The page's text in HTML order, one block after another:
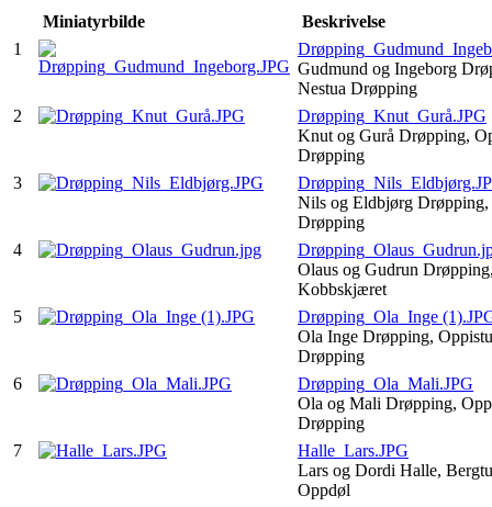
Miniatyrbilde
Beskrivelse
1
Gudmund og Ingeborg
Nestua Drøpping
2
Drøpping_Knut_Gurå.JPG
Knut og Gurå Drøpping,
Drøpping
3
Nils og Eldbjørg Drøpping,
Drøpping
4
Olaus og Gudrun
Kobbskjæret
5
Drøpping_Ola_Inge
Ola Inge Drøpping,
Drøpping
6
Drøpping_Ola_Mali.JPG
Ola og Mali Drøpping,
Drøpping
7
Halle_Lars.JPG
Lars og Dordi Halle,
Oppdøl